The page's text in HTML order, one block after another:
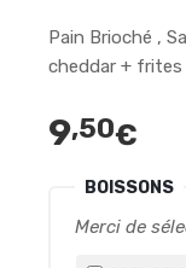
Pain Brioché ,
cheddar + frites
9,50€
BOISSONS
Merci de